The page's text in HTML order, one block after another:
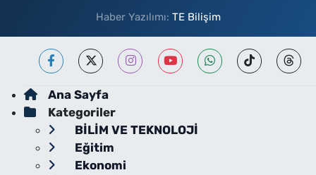
Haber Yazılımı: TE Bilişim
Ana Sayfa
Kategoriler
BİLİM VE TEKNOLOJİ
Eğitim
Ekonomi